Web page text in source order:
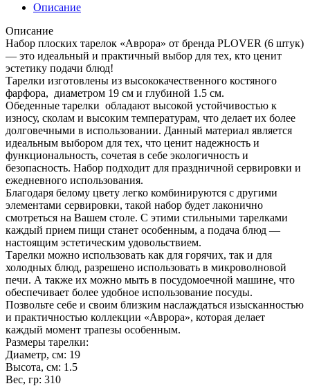
Описание
Описание
Набор плоских тарелок «Аврора» от бренда PLOVER (6 штук)
— это идеальный и практичный выбор для тех, кто ценит
эстетику подачи блюд!
Тарелки изготовлены из высококачественного костяного
фарфора, диаметром 19 см и глубиной 1.5 см.
Обеденные тарелки обладают высокой устойчивостью к
износу, сколам и высоким температурам, что делает их более
долговечными в использовании. Данный материал является
идеальным выбором для тех, что ценит надежность и
функциональность, сочетая в себе экологичность и
безопасность. Набор подходит для праздничной сервировки и
ежедневного использования.
Благодаря белому цвету легко комбинируются с другими
элементами сервировки, такой набор будет лаконично
смотреться на Вашем столе. С этими стильными тарелками
каждый прием пищи станет особенным, а подача блюд —
настоящим эстетическим удовольствием.
Тарелки можно использовать как для горячих, так и для
холодных блюд, разрешено использовать в микроволновой
печи. А также их можно мыть в посудомоечной машине, что
обеспечивает более удобное использование посуды.
Позвольте себе и своим близким наслаждаться изысканностью
и практичностью коллекции «Аврора», которая делает
каждый момент трапезы особенным.
Размеры тарелки:
Диаметр, см: 19
Высота, см: 1.5
Вес, гр: 310